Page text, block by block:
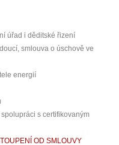
úřad i děditské řizení
smlouva o úschově ve
energií
s certifikovaným
OD SMLOUVY